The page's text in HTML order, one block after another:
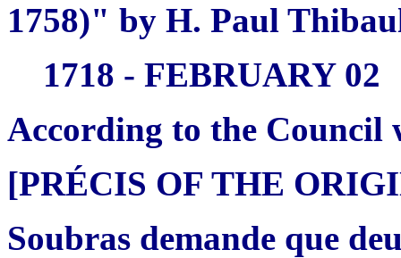
1758)" by H. Paul
1718 - FEBRUARY 02
According to the
[PRÉCIS OF THE
Soubras demande que